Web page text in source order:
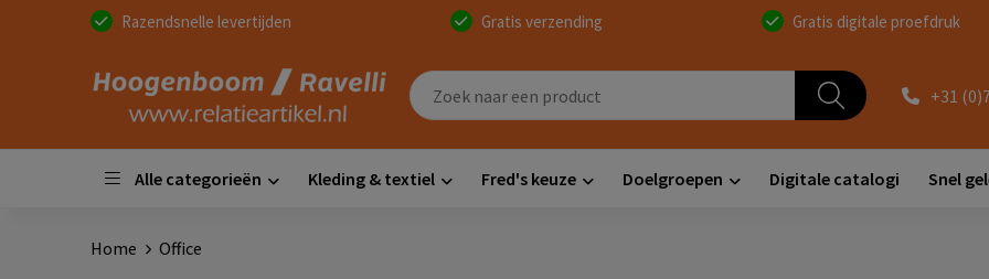
Razendsnelle levertijden Gratis verzending Gratis digitale proefdruk
+31
Alle categorieën Kleding & textiel Fred's keuze Doelgroepen Digitale catalogi Snel
Home Office